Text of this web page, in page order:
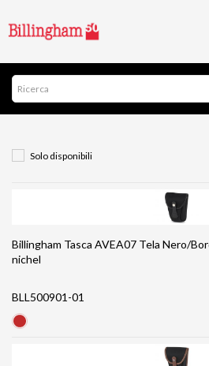
Solo disponibili
Billingham Tasca AVEA07 Tela Nero/
nichel
BLL500901-01